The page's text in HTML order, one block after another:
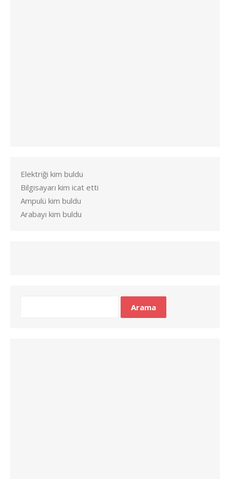
Elektriği kim buldu
Bilgisayarı kim icat etti
Ampulü kim buldu
Arabayı kim buldu